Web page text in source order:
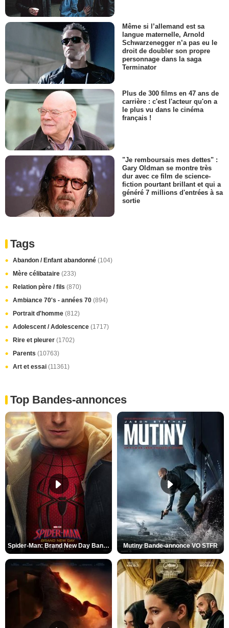
Même si l’allemand est sa
langue maternelle, Arnold
Schwarzenegger n’a pas eu le
droit de doubler son propre
personnage dans la saga
Terminator
Plus de 300 films en 47 ans de
carrière : c'est l'acteur qu'on a
le plus vu dans le cinéma
français !
"Je remboursais mes dettes" :
Gary Oldman se montre très
dur avec ce film de science-
fiction pourtant brillant et qui a
généré 7 millions d'entrées à sa
sortie
Tags
Abandon / Enfant abandonné (104)
Mère célibataire (233)
Relation père / fils (870)
Ambiance 70's - années 70 (894)
Portrait d'homme (812)
Adolescent / Adolescence (1717)
Rire et pleurer (1702)
Parents (10763)
Art et essai (11361)
Top Bandes-annonces
Spider-Man: Brand New Day Bande-annonce VO STFR Mutiny Bande-annonce VO STFR